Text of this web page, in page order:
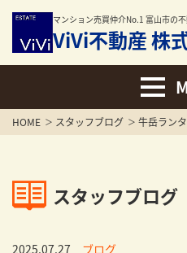
マンション売買仲介No.1 富山市の
ViVi不動産 株
HOME スタッフブログ 牛岳ラン
スタッフブログ
2025.07.27 ブログ